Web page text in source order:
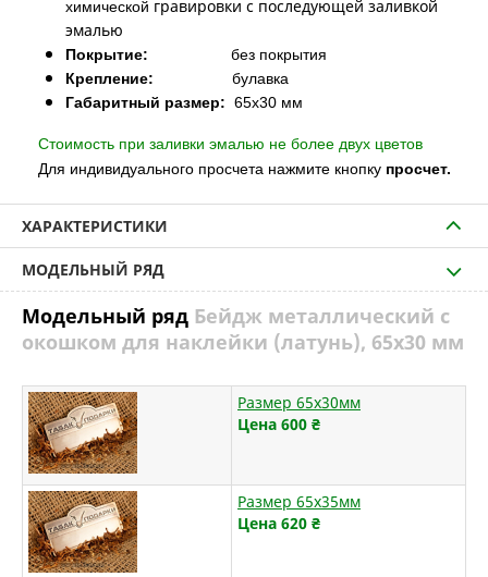
химической гравировки с последующей заливкой
эмалью
Покрытие: без покрытия
Крепление: булавка
Габаритный размер: 65х30 мм
Стоимость при заливки эмалью не более двух цветов
Для индивидуального просчета нажмите кнопку просчет.
ХАРАКТЕРИСТИКИ
МОДЕЛЬНЫЙ РЯД
Модельный ряд Бейдж металлический с
окошком для наклейки (латунь), 65х30 мм
Размер 65х30мм
Цена 600 ₴
Размер 65х35мм
Цена 620 ₴